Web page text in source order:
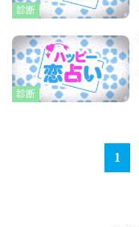
診断
診断
1